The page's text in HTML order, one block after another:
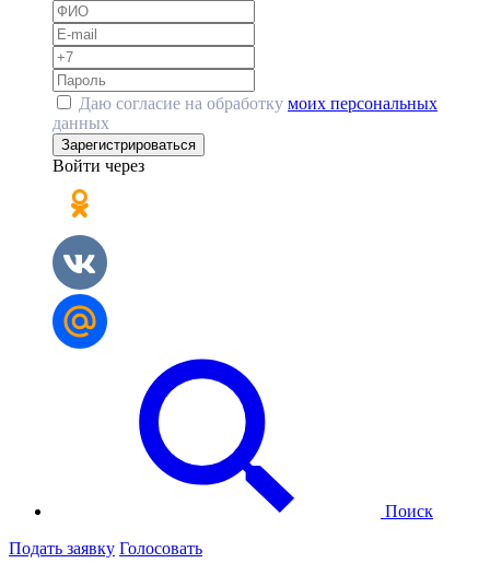
Даю согласие на обработку моих персональных
данных
Зарегистрироваться
Войти через
Поиск
Подать заявку Голосовать